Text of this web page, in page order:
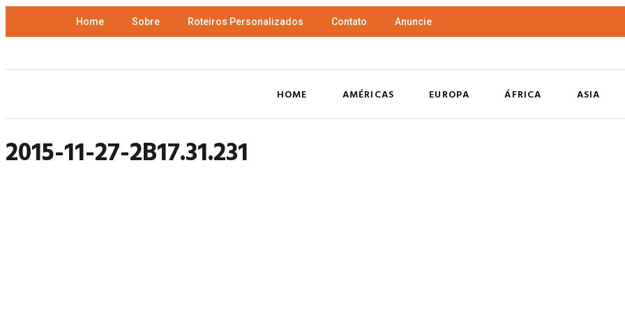
Home Sobre Roteiros Personalizados Contato Anuncie
HOME AMÉRICAS EUROPA ÁFRICA ASIA
2015-11-27-2B17.31.231